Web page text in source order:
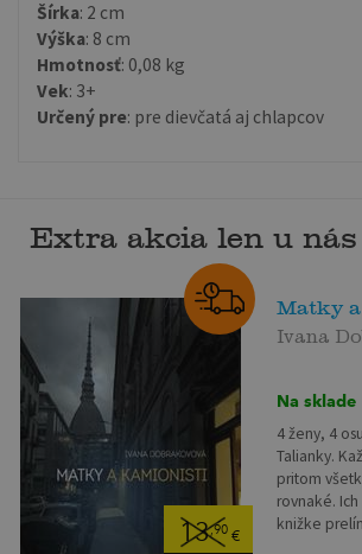
Šírka: 2 cm
Výška: 8 cm
Hmotnosť: 0,08 kg
Vek: 3+
Určený pre: pre dievčatá aj chlapcov
Extra akcia len u nás
13,90€
Matky
Ivana
Na sklade
4 ženy, 4
Talianky.
pritom
rovnaké.
knižke